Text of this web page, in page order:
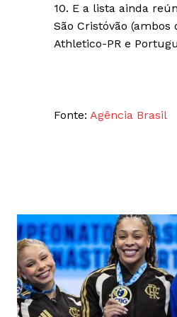
10. E a lista ainda
São Cristóvão (ambos
Athletico-PR e
Fonte: Agência Brasil